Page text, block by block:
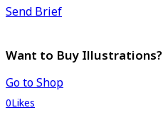
Send Brief
Want to Buy Illustrations?
Go to Shop
0Likes